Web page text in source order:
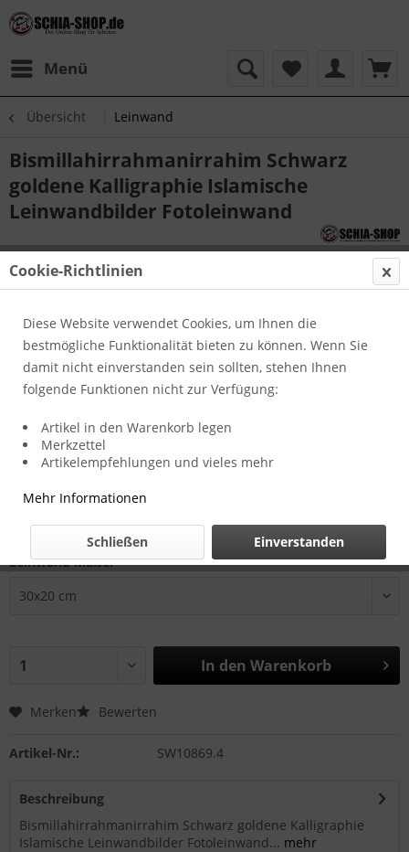
Menü
Übersicht Leinwand
Bismillahirrahmanirrahim Schwarz
goldene Kalligraphie Islamische
Leinwandbilder Fotoleinwand
30,00 € *
inkl. MwSt.zzgl. Versandkosten
Zustellung in 2-3 Werktagen
Leinwand Maße:
In den Warenkorb
Merken Bewerten
Artikel-Nr.: SW10869.4
Beschreibung
Bismillahirrahmanirrahim Schwarz goldene Kalligraphie
Islamische Leinwandbilder Fotoleinwand... mehr
Cookie-Richtlinien
Diese Website verwendet Cookies, um Ihnen die
bestmögliche Funktionalität bieten zu können. Wenn Sie
damit nicht einverstanden sein sollten, stehen Ihnen
folgende Funktionen nicht zur Verfügung:
Artikel in den Warenkorb legen
Merkzettel
Artikelempfehlungen und vieles mehr
Mehr Informationen
Einverstanden
Schließen